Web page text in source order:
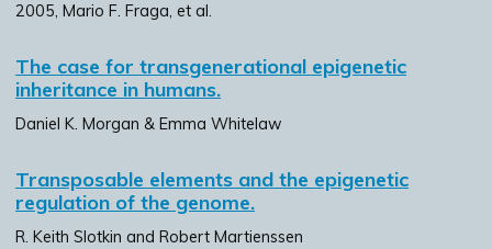
2005, Mario F. Fraga, et al.
The case for transgenerational epigenetic
inheritance in humans.
Daniel K. Morgan & Emma Whitelaw
Transposable elements and the epigenetic
regulation of the genome.
R. Keith Slotkin and Robert Martienssen